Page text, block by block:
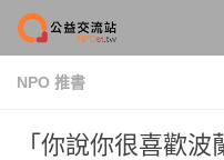
Skip to content
NPO 推書
「你說你很喜歡